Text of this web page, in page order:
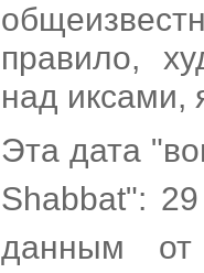
правило,
над иксами,
Эта дата
Shabbat":
данным